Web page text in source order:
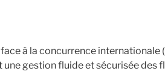
à la concurrence internationale
une gestion fluide et sécurisée des